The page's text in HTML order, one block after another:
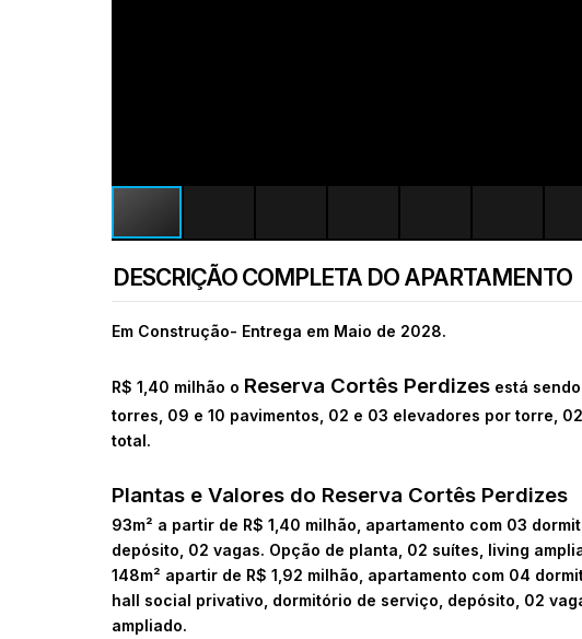
DESCRIÇÃO COMPLETA DO APARTAMENTO
Em Construção- Entrega em Maio de 2028.
R$ 1,40 milhão o Reserva Cortês Perdizes está
torres, 09 e 10 pavimentos, 02 e 03 elevadores por torre,
total.
Plantas e Valores do Reserva Cortês Perdizes
93m² a partir de R$ 1,40 milhão, apartamento com 03
depósito, 02 vagas. Opção de planta, 02 suítes, living
148m² apartir de R$ 1,92 milhão, apartamento com 04
hall social privativo, dormitório de serviço, depósito, 02
ampliado.